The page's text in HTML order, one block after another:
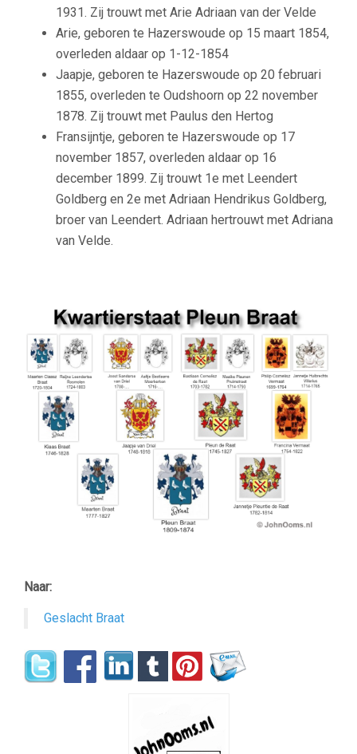
1931. Zij trouwt met Arie Adriaan van der Velde
Arie, geboren te Hazerswoude op 15 maart 1854,
overleden aldaar op 1-12-1854
Jaapje, geboren te Hazerswoude op 20 februari
1855, overleden te Oudshoorn op 22 november
1878. Zij trouwt met Paulus den Hertog
Fransijntje, geboren te Hazerswoude op 17
november 1857, overleden aldaar op 16
december 1899. Zij trouwt 1e met Leendert
Goldberg en 2e met Adriaan Hendrikus Goldberg,
broer van Leendert. Adriaan hertrouwt met Adriana
van Velde.
Naar:
Geslacht Braat